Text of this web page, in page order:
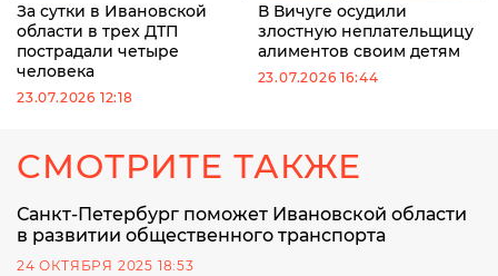
За сутки в Ивановской
области в трех ДТП
пострадали четыре
человека
23.07.2026 12:18
В Вичуге осудили
злостную неплательщицу
алиментов своим детям
23.07.2026 16:44
СМОТРИТЕ ТАКЖЕ
Санкт-Петербург поможет Ивановской области
в развитии общественного транспорта
24 ОКТЯБРЯ 2025 18:53